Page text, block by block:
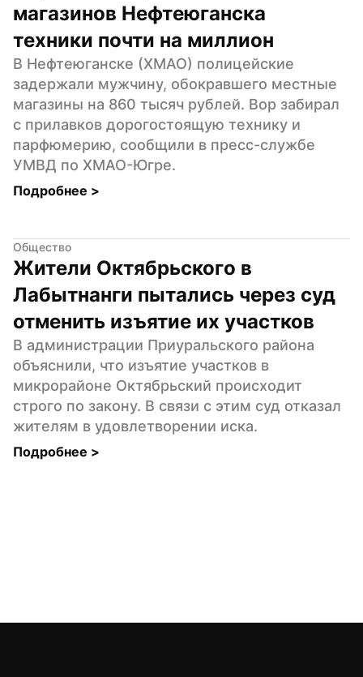
магазинов Нефтеюганска
техники почти на миллион
В Нефтеюганске (ХМАО) полицейские
задержали мужчину, обокравшего местные
магазины на 860 тысяч рублей. Вор забирал
с прилавков дорогостоящую технику и
парфюмерию, сообщили в пресс-службе
УМВД по ХМАО-Югре.
Подробнее >
Общество
Жители Октябрьского в
Лабытнанги пытались через суд
отменить изъятие их участков
В администрации Приуральского района
объяснили, что изъятие участков в
микрорайоне Октябрьский происходит
строго по закону. В связи с этим суд отказал
жителям в удовлетворении иска.
Подробнее >